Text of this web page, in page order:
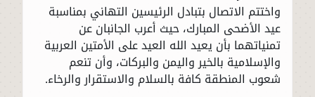
واختتم الاتصال بتبادل الرئيسين التهاني بمناسبة
عيد الأضحى المبارك، حيث أعرب الجانبان عن
تمنياتهما بأن يعيد الله العيد على الأمتين العربية
والإسلامية بالخير واليمن والبركات، وأن تنعم
شعوب المنطقة كافة بالسلام والاستقرار والرخاء.